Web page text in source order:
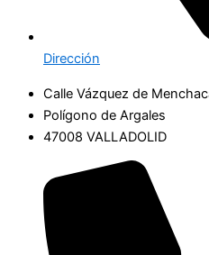
Dirección
Calle Vázquez de
Polígono de Argales
47008 VALLADOLID